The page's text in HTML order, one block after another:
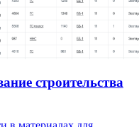
строительства